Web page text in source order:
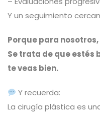
Y un seguimiento
Porque para
Se trata de que estés
te veas bien.
Y recuerda:
La cirugía plástica es